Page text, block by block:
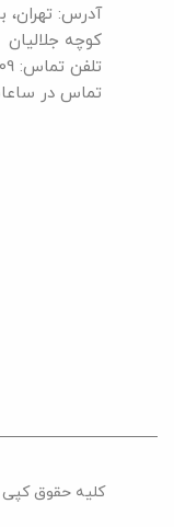
آدرس: تهران،
کوچه جلالیان
تلفن تماس: 02166724809
تماس در ساعات غیر
کلیه حقوق کپی